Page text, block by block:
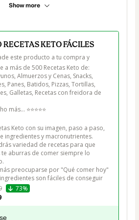
Show more
RECETAS KETO FÁCILES
este producto a tu compra y
a más de 500 Recetas Keto de:
Almuerzos y Cenas, Snacks,
Panes, Batidos, Pizzas, Tortillas,
Galletas, Recetas con freidora de
más... ⭐⭐⭐⭐⭐
Keto con su imagen, paso a paso,
ingredientes y macronutrientes.
variedad de recetas para que
te aburras de comer siempre lo
preocuparse por "Qué comer hoy"
son fáciles de conseguir
73%